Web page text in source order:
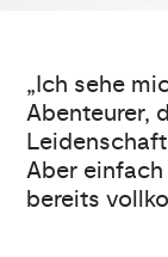
„Ich sehe
Abenteurer,
Aber
bereits